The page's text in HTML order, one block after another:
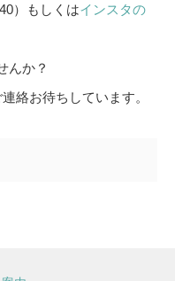
）もしくはインスタの
んか？
絡お待ちしています。